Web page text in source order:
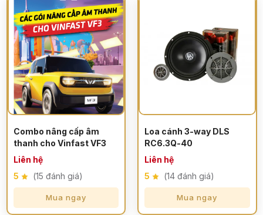
Combo nâng cấp âm
thanh cho Vinfast VF3
Liên hệ
5
(15 đánh giá)
Mua ngay
Loa cánh 3-way DLS
RC6.3Q-40
Liên hệ
5
(14 đánh giá)
Mua ngay